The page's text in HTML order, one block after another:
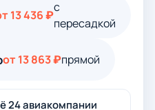
13 436 ₽
с
пересадкой
от 13 863 ₽прямой
24 авиакомпании